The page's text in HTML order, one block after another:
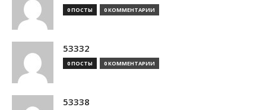
0 ПОСТЫ 0 КОММЕНТАРИИ
53332
0 ПОСТЫ 0 КОММЕНТАРИИ
53338